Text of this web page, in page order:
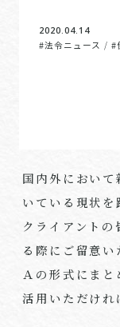
2020.04.14
#法令ニュース /#
国内外におい
いている現状
クライアント
る際にご留意
Ａの形式にま
活用いただけれ